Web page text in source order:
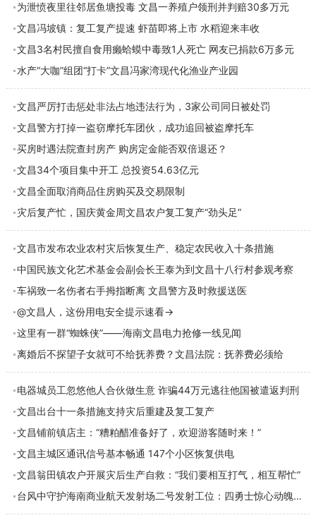
为泄愤夜里往邻居鱼塘投毒 文昌一养殖户领刑并判赔30多万元
文昌冯坡镇：复工复产提速 虾苗即将上市 水稻迎来丰收
文昌3名村民擅自食用癞蛤蟆中毒致1人死亡 网友已捐款6万多元
水产“大咖”组团“打卡”文昌冯家湾现代化渔业产业园
文昌严厉打击惩处非法占地违法行为，3家公司同日被处罚
文昌警方打掉一盗窃摩托车团伙，成功追回被盗摩托车
买房时遇法院查封房产 购房定金能否双倍退还？
文昌34个项目集中开工 总投资54.63亿元
文昌全面取消商品住房购买及交易限制
灾后复产忙，国庆黄金周文昌农户复工复产“劲头足”
文昌市发布农业农村灾后恢复生产、稳定农民收入十条措施
中国民族文化艺术基金会副会长王泰为到文昌十八行村参观考察
车祸致一名伤者右手拇指断离 文昌警方及时救援送医
@文昌人，这份用电安全提示速看→
这里有一群“蜘蛛侠”——海南文昌电力抢修一线见闻
离婚后不探望子女就可不给抚养费？文昌法院：抚养费必须给
电器城员工忽悠他人合伙做生意 诈骗44万元逃往他国被遣返判刑
文昌出台十一条措施支持灾后重建及复工复产
文昌铺前镇店主：“糟粕醋准备好了，欢迎游客随时来！”
​文昌主城区通讯信号基本畅通 147个小区恢复供电
文昌翁田镇农户开展灾后生产自救：“我们要相互打气，相互帮忙”
台风中守护海南商业航天发射场二号发射工位：四勇士惊心动魄的7小时